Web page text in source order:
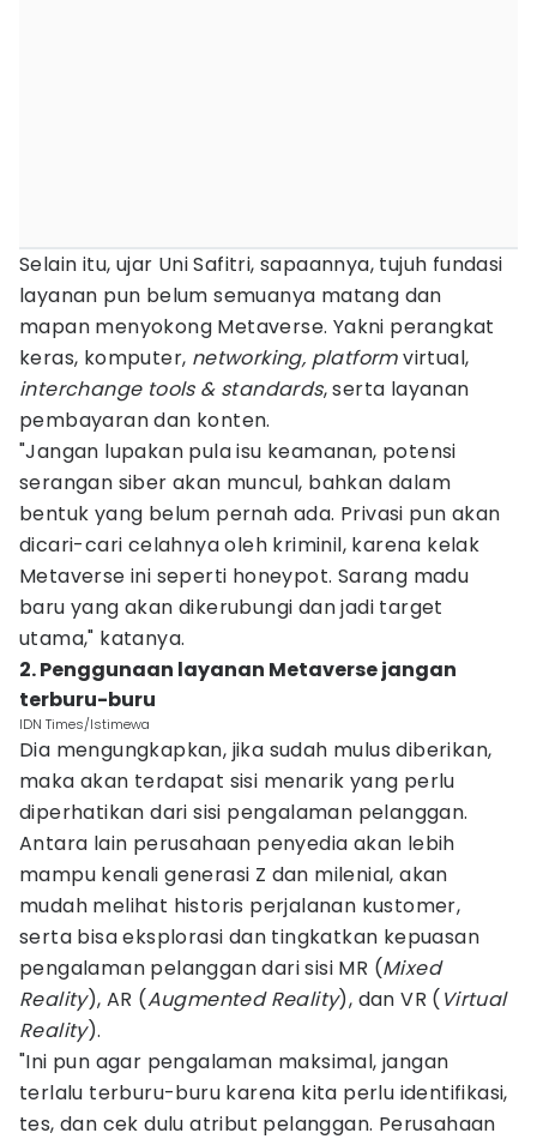
Selain itu, ujar Uni Safitri, sapaannya, tujuh fundasi
layanan pun belum semuanya matang dan
mapan menyokong Metaverse. Yakni perangkat
keras, komputer, networking, platformvirtual,
interchange tools & standards, serta layanan
pembayaran dan konten.
"Jangan lupakan pula isu keamanan, potensi
serangan siber akan muncul, bahkan dalam
bentuk yang belum pernah ada. Privasi pun akan
dicari-cari celahnya oleh kriminil, karena kelak
Metaverse ini seperti honeypot. Sarang madu
baru yang akan dikerubungi dan jadi target
utama," katanya.
2. Penggunaan layanan Metaverse jangan
terburu-buru
IDN Times/Istimewa
Dia mengungkapkan, jika sudah mulus diberikan,
maka akan terdapat sisi menarik yang perlu
diperhatikan dari sisi pengalaman pelanggan.
Antara lain perusahaan penyedia akan lebih
mampu kenali generasi Z dan milenial, akan
mudah melihat historis perjalanan kustomer,
serta bisa eksplorasi dan tingkatkan kepuasan
pengalaman pelanggan dari sisi MR (Mixed
Reality), AR (Augmented Reality), dan VR ( Virtual
Reality).
"Ini pun agar pengalaman maksimal, jangan
terlalu terburu-buru karena kita perlu identifikasi,
tes, dan cek dulu atribut pelanggan. Perusahaan